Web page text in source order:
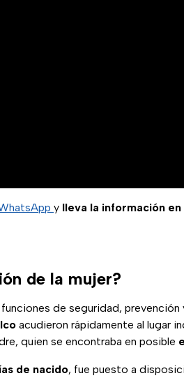
y lleva la información
de la mujer?
funciones de seguridad,
acudieron rápidamente al lugar
quien se encontraba en posible
de nacido, fue puesto a